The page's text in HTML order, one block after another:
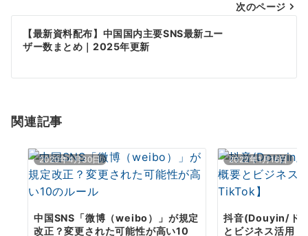
ビ
シ
ン
次のページ
【最新資料配布】中国国内主要SNS最新ユー
ザー数まとめ｜2025年更新
関連記事
2020年4月30日
中国SNS「微博（weibo）」が規定
改正？変更された可能性が高い10
2022年1月16日
抖音(Douyin/ド
とビジネス活用